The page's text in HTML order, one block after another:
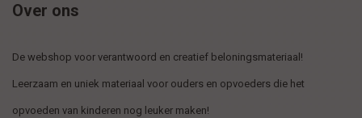
Over ons
De webshop voor verantwoord en creatief beloningsmateriaal!
Leerzaam en uniek materiaal voor ouders en opvoeders die het
opvoeden van kinderen nog leuker maken!